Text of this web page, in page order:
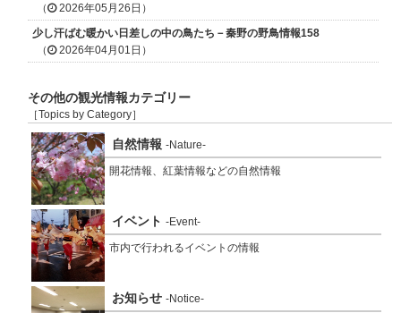
（
2026年05月26日）
少し汗ばむ暖かい日差しの中の鳥たち－秦野の野鳥情報158
（
2026年04月01日）
その他の観光情報カテゴリー
［Topics by Category］
自然情報 -Nature-
開花情報、紅葉情報などの自然情報
イベント -Event-
市内で行われるイベントの情報
お知らせ -Notice-